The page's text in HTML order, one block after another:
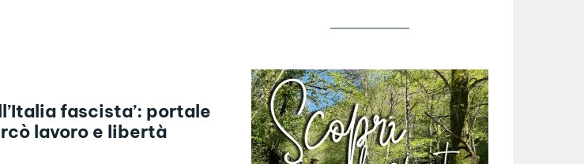
fascista’: portale
lavoro e libertà